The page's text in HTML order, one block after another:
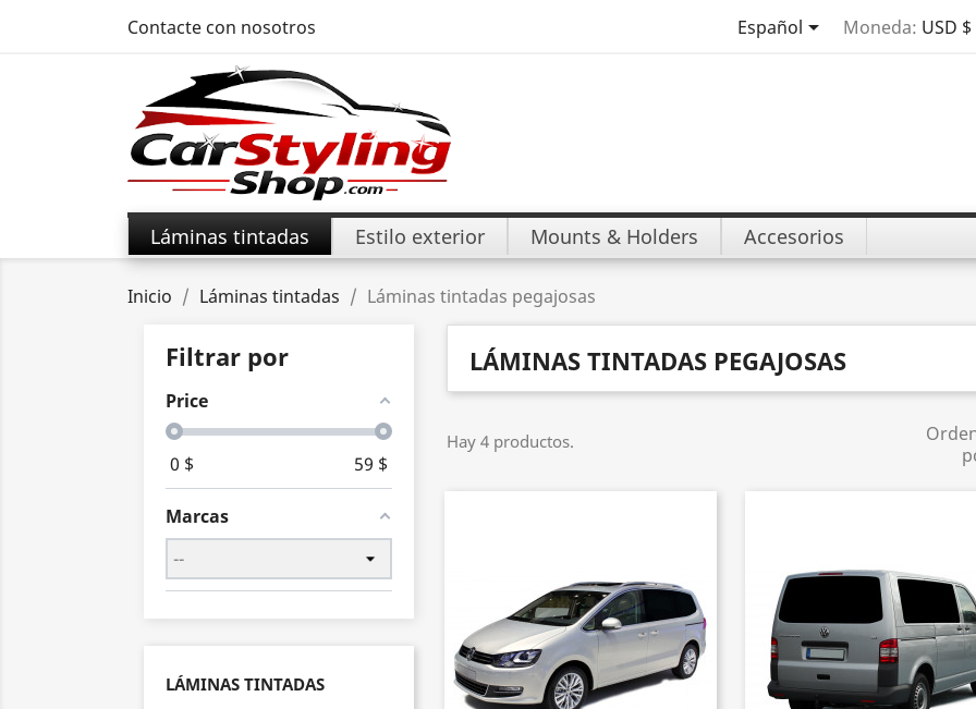
Contacte con nosotros Español Moneda: USD $
Láminas tintadas Estilo exterior Mounts & Holders Accesorios
Inicio Láminas tintadas Láminas tintadas pegajosas
Filtrar por
Price
0 $ 59 $
Marcas
LÁMINAS TINTADAS
LÁMINAS TINTADAS PEGAJOSAS
Hay 4 productos.